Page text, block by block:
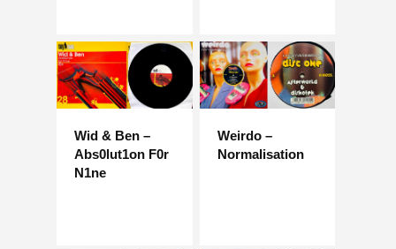
Wid & Ben –
Abs0lut1on F0r
N1ne
Weirdo –
Normalisation